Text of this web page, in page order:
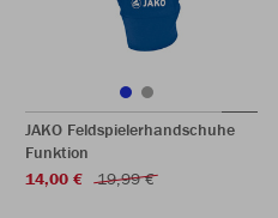
JAKO Feldspielerhandschuhe
Funktion
14,00 €
19,99 €